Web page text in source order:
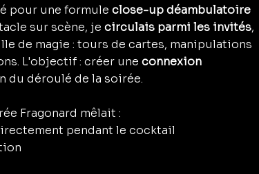
pour une formule close-up déambulatoire
sur scène, je circulais parmi les invités,
de magie : tours de cartes, manipulations
L'objectif : créer une connexion
du déroulé de la soirée.
Fragonard mêlait :
pendant le cocktail